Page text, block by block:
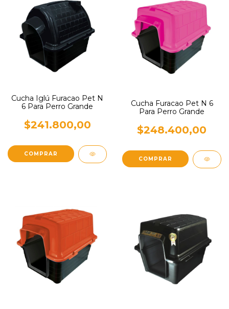
Cucha Iglú Furacao Pet N
6 Para Perro Grande
$241.800,00
Cucha Furacao Pet N 6
Para Perro Grande
$248.400,00
COMPRAR